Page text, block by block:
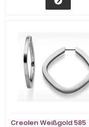
Creolen Weißgold 585